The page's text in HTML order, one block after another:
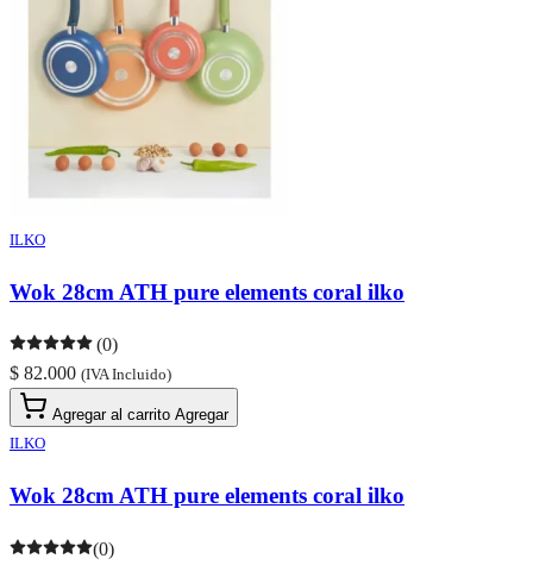
ILKO
Wok 28cm ATH pure elements coral ilko
(0)
$ 82.000 (IVA Incluido)
Agregar al carrito Agregar
ILKO
Wok 28cm ATH pure elements coral ilko
(0)